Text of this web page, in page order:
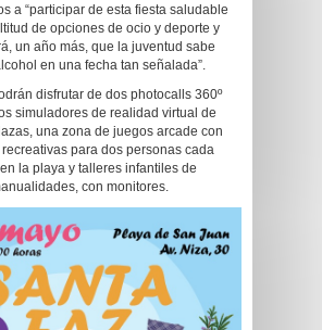
a “participar de esta fiesta saludable
de opciones de ocio y deporte y
un año más, que la juventud sabe
en una fecha tan señalada”.
disfrutar de dos photocalls 360º
simuladores de realidad virtual de
una zona de juegos arcade con
para dos personas cada
la playa y talleres infantiles de
con monitores.